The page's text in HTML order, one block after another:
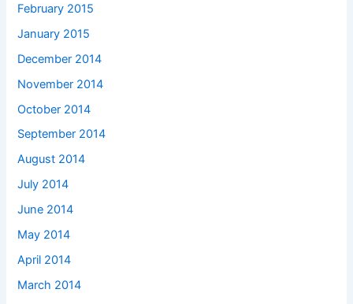
February 2015
January 2015
December 2014
November 2014
October 2014
September 2014
August 2014
July 2014
June 2014
May 2014
April 2014
March 2014